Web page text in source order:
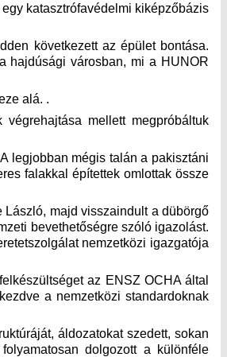
katasztrófavédelmi kiképzőbázis
következett az épület bontása.
hajdúsági városban, mi a HUNOR
alá. .
mellett megpróbáltuk
legjobban mégis talán a pakisztáni
falakkal építettek omlottak össze
László, majd visszaindult a dübörgő
bevethetőségre szóló igazolást.
nemzetközi igazgatója
az ENSZ OCHA által
a nemzetközi standardoknak
áldozatokat szedett, sokan
dolgozott a különféle